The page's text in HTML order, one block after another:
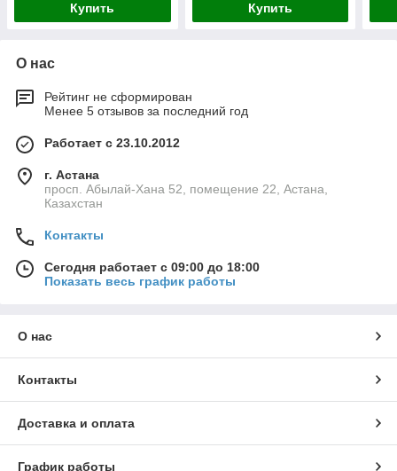
Купить Купить
О нас
Рейтинг не сформирован
Менее 5 отзывов за последний год
Работает с 23.10.2012
г. Астана
просп. Абылай-Хана 52, помещение 22, Астана,
Казахстан
Контакты
Сегодня работает с 09:00 до 18:00
Показать весь график работы
О нас
Контакты
Доставка и оплата
График работы